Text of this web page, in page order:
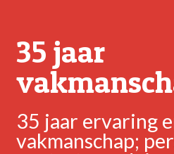
35 jaar
35 jaar ervaring
vakmanschap;